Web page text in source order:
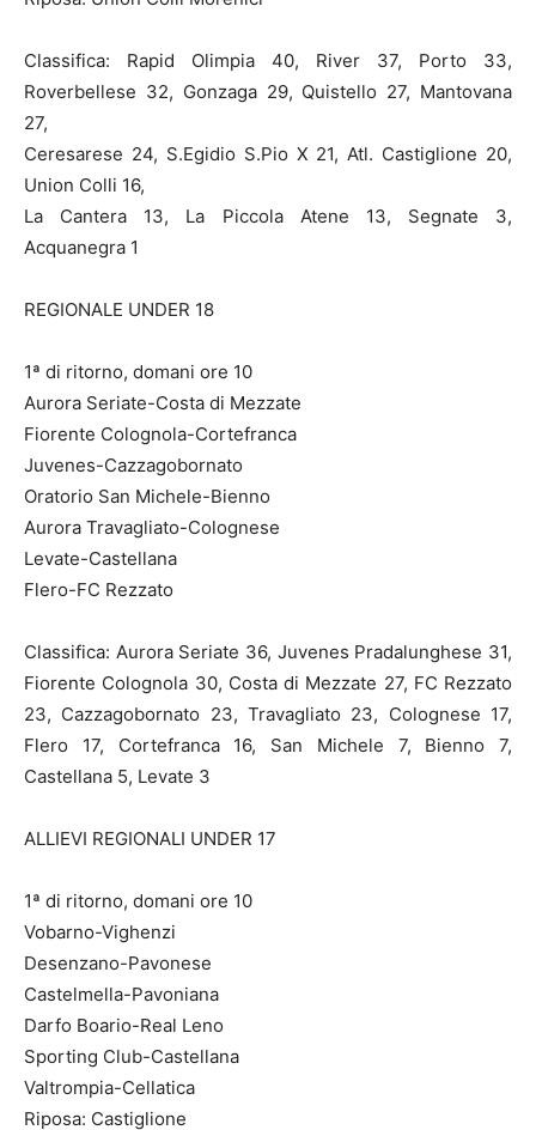
Classifica: Rapid Olimpia 40, River 37, Porto 33,
Roverbellese 32, Gonzaga 29, Quistello 27, Mantovana
27,
Ceresarese 24, S.Egidio S.Pio X 21, Atl. Castiglione 20,
Union Colli 16,
La Cantera 13, La Piccola Atene 13, Segnate 3,
Acquanegra 1
REGIONALE UNDER 18
1ª di ritorno, domani ore 10
Aurora Seriate-Costa di Mezzate
Fiorente Colognola-Cortefranca
Juvenes-Cazzagobornato
Oratorio San Michele-Bienno
Aurora Travagliato-Colognese
Levate-Castellana
Flero-FC Rezzato
Classifica: Aurora Seriate 36, Juvenes Pradalunghese 31,
Fiorente Colognola 30, Costa di Mezzate 27, FC Rezzato
23, Cazzagobornato 23, Travagliato 23, Colognese 17,
Flero 17, Cortefranca 16, San Michele 7, Bienno 7,
Castellana 5, Levate 3
ALLIEVI REGIONALI UNDER 17
1ª di ritorno, domani ore 10
Vobarno-Vighenzi
Desenzano-Pavonese
Castelmella-Pavoniana
Darfo Boario-Real Leno
Sporting Club-Castellana
Valtrompia-Cellatica
Riposa: Castiglione